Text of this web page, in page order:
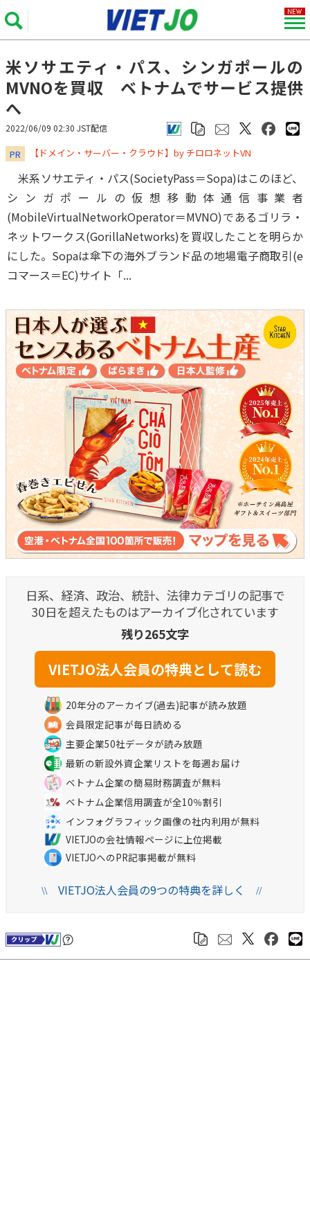
米ソサエティ・パス、シンガポールの
MVNOを買収 ベトナムでサービス提供
へ
2022/06/09 02:30 JST配信
PR ​​​​​​​【ドメイン・サーバー・クラウド】by チロロネットVN
米系ソサエティ・パス(SocietyPass＝Sopa)はこのほど、
シンガポールの仮想移動体通信事業者
(MobileVirtualNetworkOperator＝MVNO)であるゴリラ・
ネットワークス(GorillaNetworks)を買収したことを明らか
にした。Sopaは傘下の海外ブランド品の地場電子商取引(e
コマース＝EC)サイト「...
日系、経済、政治、統計、法律カテゴリの記事で
30日を超えたものはアーカイブ化されています
残り265文字
20年分のアーカイブ(過去)記事が読み放題
会員限定記事が毎日読める
主要企業50社データが読み放題
最新の新設外資企業リストを毎週お届け
ベトナム企業の簡易財務調査が無料
ベトナム企業信用調査が全10％割引
インフォグラフィック画像の社内利用が無料
VIETJOの会社情報ページに上位掲載
VIETJOへのPR記事掲載が無料
\\VIETJO法人会員の9つの特典を詳しく //